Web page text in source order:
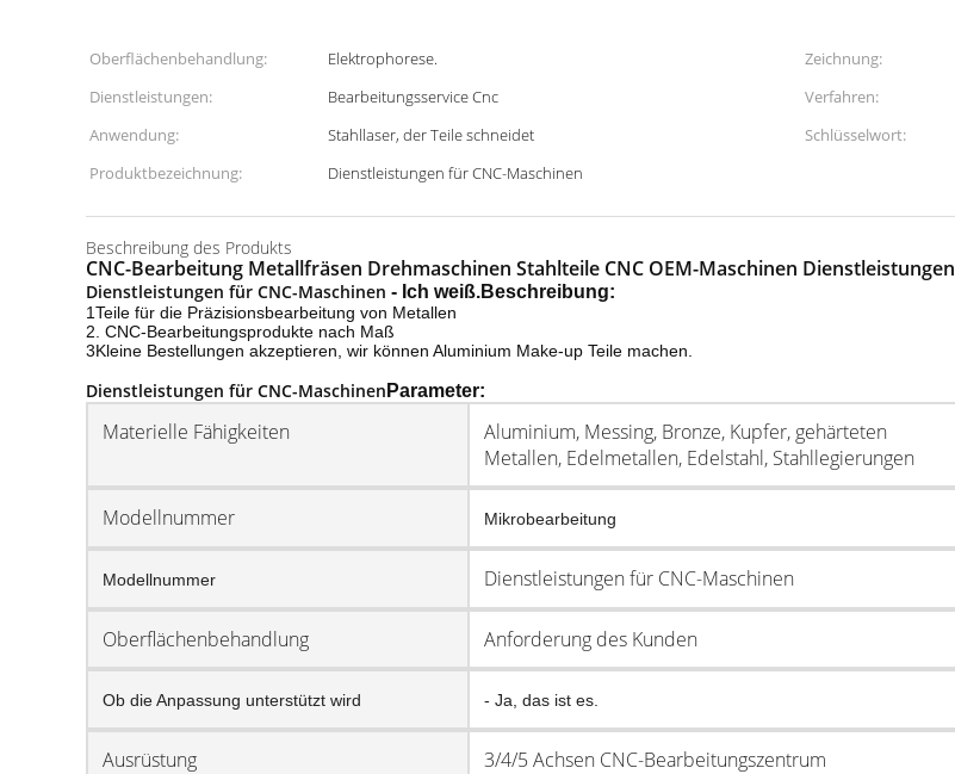
Oberflächenbehandlung: Elektrophorese. Zeichnung:
Dienstleistungen:
Bearbeitungsservice Cnc Verfahren:
Anwendung:
Stahllaser, der Teile schneidet Schlüsselwort:
Produktbezeichnung:
Dienstleistungen für CNC-Maschinen
Beschreibung des Produkts
CNC-Bearbeitung Metallfräsen Drehmaschinen Stahlteile CNC OEM-Maschinen Dienstleistungen
Dienstleistungen für CNC-Maschinen - Ich weiß.Beschreibung:
1Teile für die Präzisionsbearbeitung von Metallen
2. CNC-Bearbeitungsprodukte nach Maß
3Kleine Bestellungen akzeptieren, wir können Aluminium Make-up Teile machen.
Dienstleistungen für CNC-Maschinen Parameter:
Materielle Fähigkeiten
Aluminium, Messing, Bronze, Kupfer, gehärteten
Metallen, Edelmetallen, Edelstahl, Stahllegierungen
Modellnummer Mikrobearbeitung
Modellnummer Dienstleistungen für CNC-Maschinen
Oberflächenbehandlung Anforderung des Kunden
Ob die Anpassung unterstützt wird - Ja, das ist es.
Ausrüstung 3/4/5 Achsen CNC-Bearbeitungszentrum